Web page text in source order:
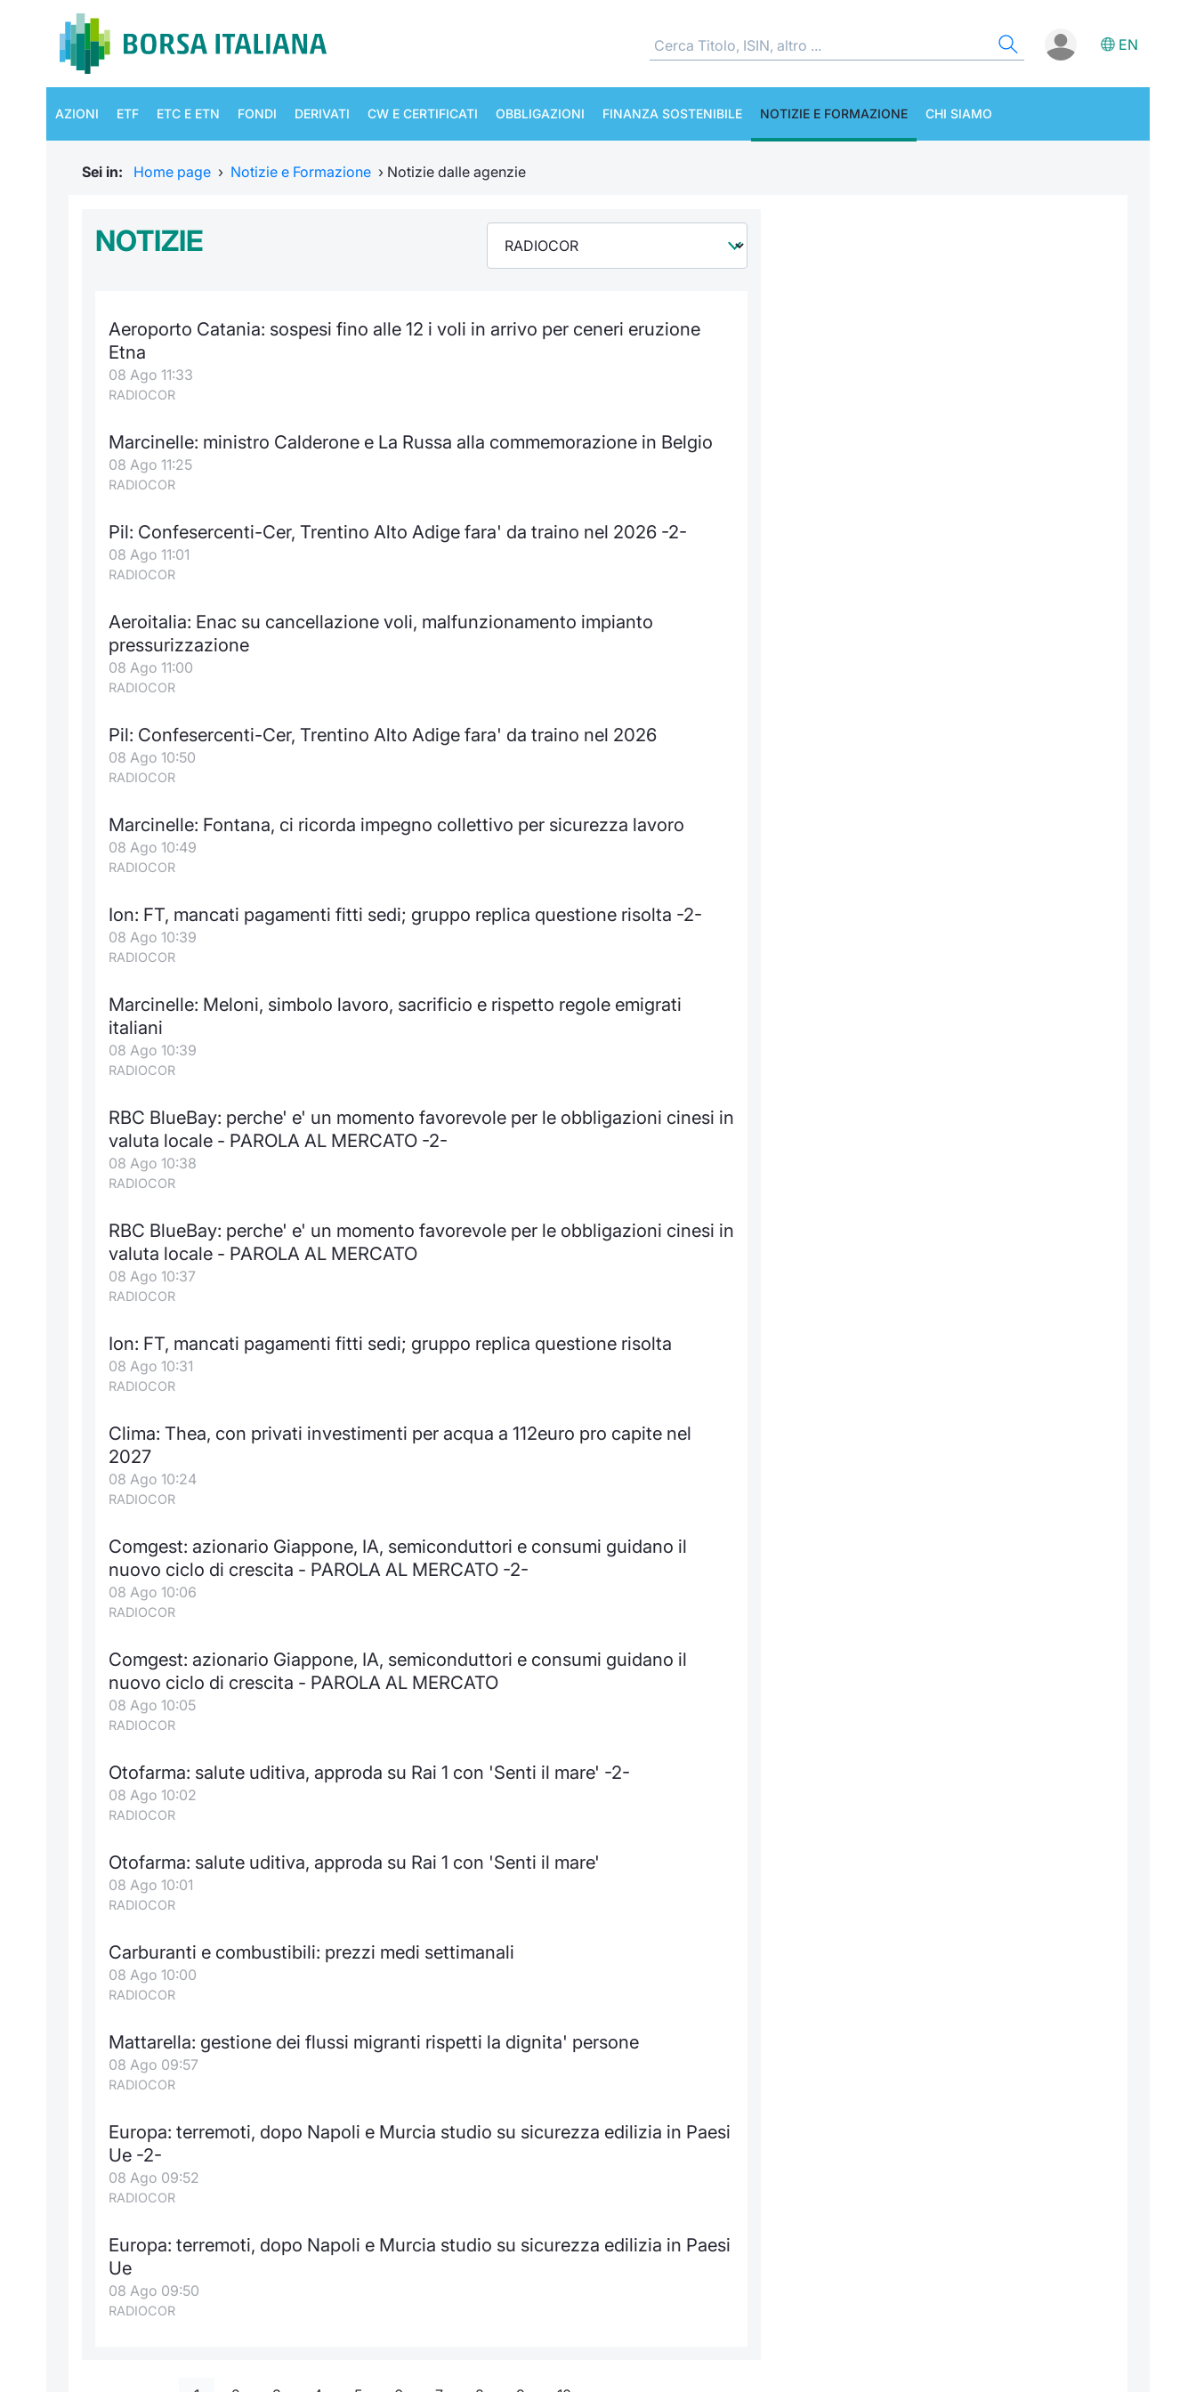
EN
AZIONI ETF ETC E ETN FONDI DERIVATI CW E CERTIFICATI OBBLIGAZIONI FINANZA SOSTENIBILE NOTIZIE E FORMAZIONE CHI SIAMO
Sei in: Home page › Notizie e Formazione › Notizie dalle agenzie
NOTIZIE
Aeroporto Catania: sospesi fino alle 12 i voli in arrivo per ceneri eruzione
Etna
08 Ago 11:33
RADIOCOR
Marcinelle: ministro Calderone e La Russa alla commemorazione in Belgio
08 Ago 11:25
RADIOCOR
Pil: Confesercenti-Cer, Trentino Alto Adige fara' da traino nel 2026 -2-
08 Ago 11:01
RADIOCOR
Aeroitalia: Enac su cancellazione voli, malfunzionamento impianto
pressurizzazione
08 Ago 11:00
RADIOCOR
Pil: Confesercenti-Cer, Trentino Alto Adige fara' da traino nel 2026
08 Ago 10:50
RADIOCOR
Marcinelle: Fontana, ci ricorda impegno collettivo per sicurezza lavoro
08 Ago 10:49
RADIOCOR
Ion: FT, mancati pagamenti fitti sedi; gruppo replica questione risolta -2-
08 Ago 10:39
RADIOCOR
Marcinelle: Meloni, simbolo lavoro, sacrificio e rispetto regole emigrati
italiani
08 Ago 10:39
RADIOCOR
RBC BlueBay: perche' e' un momento favorevole per le obbligazioni cinesi in
valuta locale - PAROLA AL MERCATO -2-
08 Ago 10:38
RADIOCOR
RBC BlueBay: perche' e' un momento favorevole per le obbligazioni cinesi in
valuta locale - PAROLA AL MERCATO
08 Ago 10:37
RADIOCOR
Ion: FT, mancati pagamenti fitti sedi; gruppo replica questione risolta
08 Ago 10:31
RADIOCOR
Clima: Thea, con privati investimenti per acqua a 112euro pro capite nel
2027
08 Ago 10:24
RADIOCOR
Comgest: azionario Giappone, IA, semiconduttori e consumi guidano il
nuovo ciclo di crescita - PAROLA AL MERCATO -2-
08 Ago 10:06
RADIOCOR
Comgest: azionario Giappone, IA, semiconduttori e consumi guidano il
nuovo ciclo di crescita - PAROLA AL MERCATO
08 Ago 10:05
RADIOCOR
Otofarma: salute uditiva, approda su Rai 1 con 'Senti il mare' -2-
08 Ago 10:02
RADIOCOR
Otofarma: salute uditiva, approda su Rai 1 con 'Senti il mare'
08 Ago 10:01
RADIOCOR
Carburanti e combustibili: prezzi medi settimanali
08 Ago 10:00
RADIOCOR
Mattarella: gestione dei flussi migranti rispetti la dignita' persone
08 Ago 09:57
RADIOCOR
Europa: terremoti, dopo Napoli e Murcia studio su sicurezza edilizia in Paesi
Ue -2-
08 Ago 09:52
RADIOCOR
Europa: terremoti, dopo Napoli e Murcia studio su sicurezza edilizia in Paesi
Ue
08 Ago 09:50
RADIOCOR